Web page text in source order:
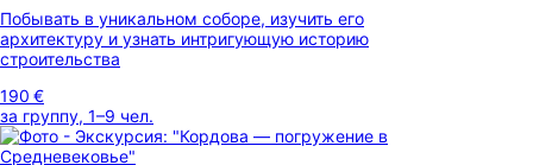
Побывать в уникальном соборе, изучить его
архитектуру и узнать интригующую историю
строительства
190 €
за группу, 1–9 чел.